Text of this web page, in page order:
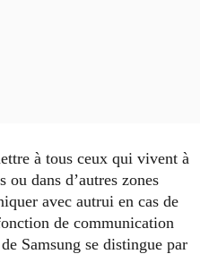
à tous ceux qui vivent à
ou dans d’autres zones
avec autrui en cas de
de communication
Samsung se distingue par